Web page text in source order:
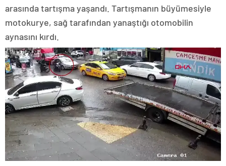
arasında tartışma yaşandı. Tartışmanın büyümesiyle
motokurye, sağ tarafından yanaştığı otomobilin
aynasını kırdı.